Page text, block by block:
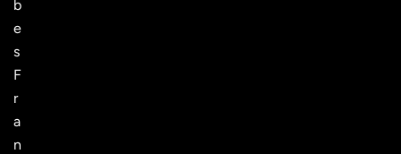
b
e
s
F
r
a
n